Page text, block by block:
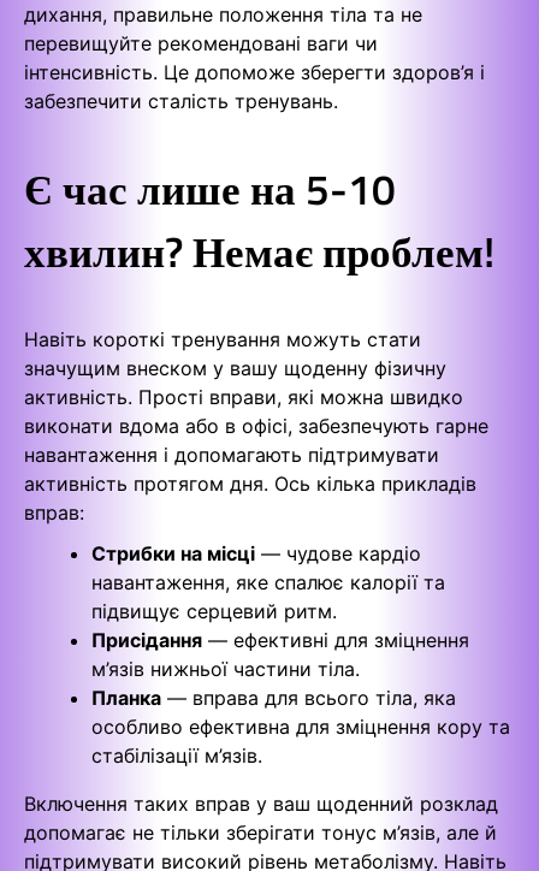
дихання, правильне положення тіла та не
перевищуйте рекомендовані ваги чи
інтенсивність. Це допоможе зберегти здоров’я і
забезпечити сталість тренувань.
Є час лише на 5-10
хвилин? Немає проблем!
Навіть короткі тренування можуть стати
значущим внеском у вашу щоденну фізичну
активність. Прості вправи, які можна швидко
виконати вдома або в офісі, забезпечують гарне
навантаження і допомагають підтримувати
активність протягом дня. Ось кілька прикладів
вправ:
Стрибки на місці — чудове кардіо
навантаження, яке спалює калорії та
підвищує серцевий ритм.
Присідання — ефективні для зміцнення
м’язів нижньої частини тіла.
Планка — вправа для всього тіла, яка
особливо ефективна для зміцнення кору та
стабілізації м’язів.
Включення таких вправ у ваш щоденний розклад
допомагає не тільки зберігати тонус м’язів, але й
підтримувати високий рівень метаболізму. Навіть